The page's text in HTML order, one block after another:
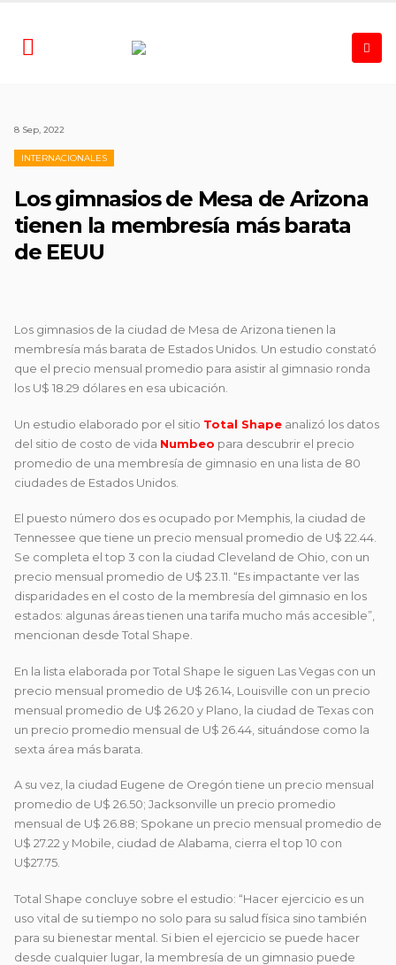
8 Sep, 2022
INTERNACIONALES
Los gimnasios de Mesa de Arizona
tienen la membresía más barata
de EEUU
Los gimnasios de la ciudad de Mesa de Arizona tienen la
membresía más barata de Estados Unidos. Un estudio constató
que el precio mensual promedio para asistir al gimnasio ronda
los U$ 18.29 dólares en esa ubicación.
Un estudio elaborado por el sitio Total Shape analizó los datos
del sitio de costo de vida Numbeo para descubrir el precio
promedio de una membresía de gimnasio en una lista de 80
ciudades de Estados Unidos.
El puesto número dos es ocupado por Memphis, la ciudad de
Tennessee que tiene un precio mensual promedio de U$ 22.44.
Se completa el top 3 con la ciudad Cleveland de Ohio, con un
precio mensual promedio de U$ 23.11. “Es impactante ver las
disparidades en el costo de la membresía del gimnasio en los
estados: algunas áreas tienen una tarifa mucho más accesible”,
mencionan desde Total Shape.
En la lista elaborada por Total Shape le siguen Las Vegas con un
precio mensual promedio de U$ 26.14, Louisville con un precio
mensual promedio de U$ 26.20 y Plano, la ciudad de Texas con
un precio promedio mensual de U$ 26.44, situándose como la
sexta área más barata.
A su vez, la ciudad Eugene de Oregón tiene un precio mensual
promedio de U$ 26.50; Jacksonville un precio promedio
mensual de U$ 26.88; Spokane un precio mensual promedio de
U$ 27.22 y Mobile, ciudad de Alabama, cierra el top 10 con
U$27.75.
Total Shape concluye sobre el estudio: “Hacer ejercicio es un
uso vital de su tiempo no solo para su salud física sino también
para su bienestar mental. Si bien el ejercicio se puede hacer
desde cualquier lugar, la membresía de un gimnasio puede